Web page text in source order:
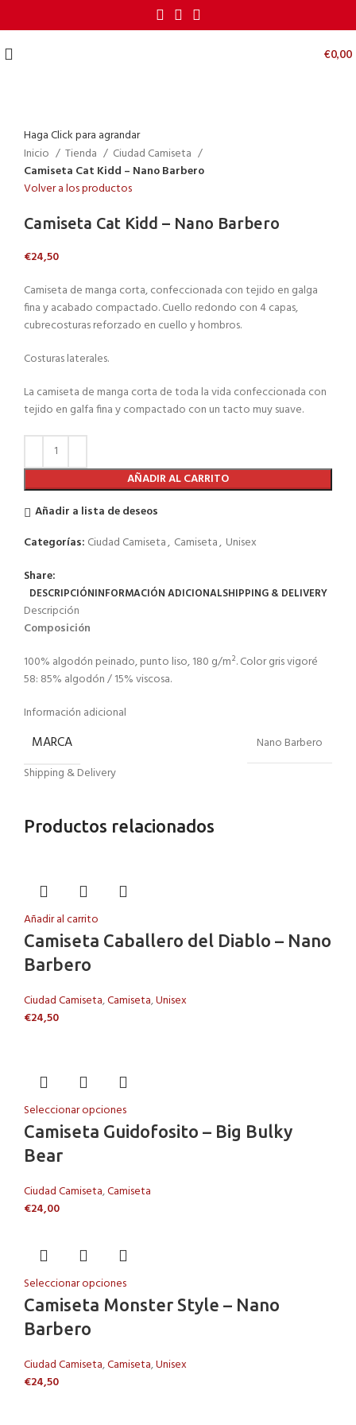
€0,00
Haga Click para agrandar
Inicio
Tienda
Ciudad Camiseta
Camiseta Cat Kidd – Nano Barbero
Volver a los productos
Camiseta Cat Kidd – Nano Barbero
€24,50
Camiseta de manga corta, confeccionada con tejido en galga
fina y acabado compactado. Cuello redondo con 4 capas,
cubrecosturas reforzado en cuello y hombros.
Costuras laterales.
La camiseta de manga corta de toda la vida confeccionada con
tejido en galfa fina y compactado con un tacto muy suave.
AÑADIR AL CARRITO
Añadir a lista de deseos
Categorías: Ciudad Camiseta, Camiseta, Unisex
Share:
DESCRIPCIÓNINFORMACIÓN ADICIONALSHIPPING & DELIVERY
Descripción
Composición
100% algodón peinado, punto liso, 180 g/m². Color gris vigoré
58: 85% algodón / 15% viscosa.
Información adicional
MARCA
Nano Barbero
Shipping & Delivery
Productos relacionados
Añadir al carrito
Camiseta Caballero del Diablo – Nano
Barbero
Ciudad Camiseta,Camiseta,Unisex
€24,50
Seleccionar opciones
Camiseta Guidofosito – Big Bulky
Bear
Ciudad Camiseta,Camiseta
€24,00
Seleccionar opciones
Camiseta Monster Style – Nano
Barbero
Ciudad Camiseta,Camiseta,Unisex
€24,50